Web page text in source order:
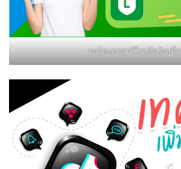
บอร์ดแครสฟรีไม่เสียเงินเพิ่ม